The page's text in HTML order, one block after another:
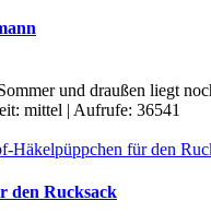
und draußen liegt
mittel | Aufrufe: 36541
den Rucksack